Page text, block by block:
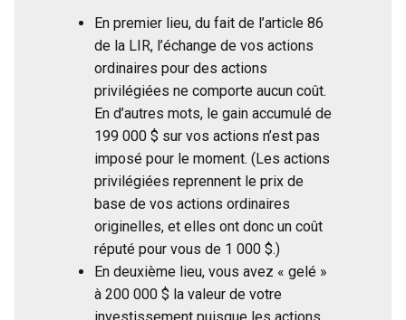
En premier lieu, du fait de l’article 86
de la LIR, l’échange de vos actions
ordinaires pour des actions
privilégiées ne comporte aucun coût.
En d’autres mots, le gain accumulé de
199 000 $ sur vos actions n’est pas
imposé pour le moment. (Les actions
privilégiées reprennent le prix de
base de vos actions ordinaires
originelles, et elles ont donc un coût
réputé pour vous de 1 000 $.)
En deuxième lieu, vous avez « gelé »
à 200 000 $ la valeur de votre